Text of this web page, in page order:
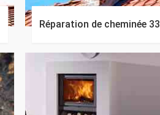
Réparation de cheminée 33